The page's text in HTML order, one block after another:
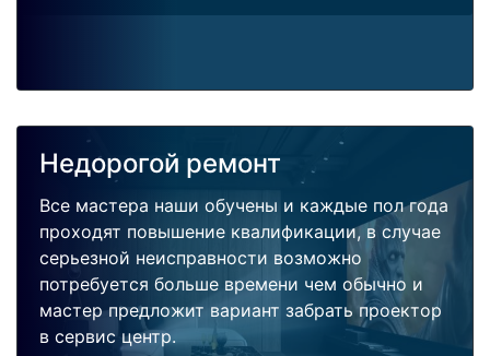
Недорогой ремонт
Все мастера наши обучены и каждые пол года
проходят повышение квалификации, в случае
серьезной неисправности возможно
потребуется больше времени чем обычно и
мастер предложит вариант забрать проектор
в сервис центр.